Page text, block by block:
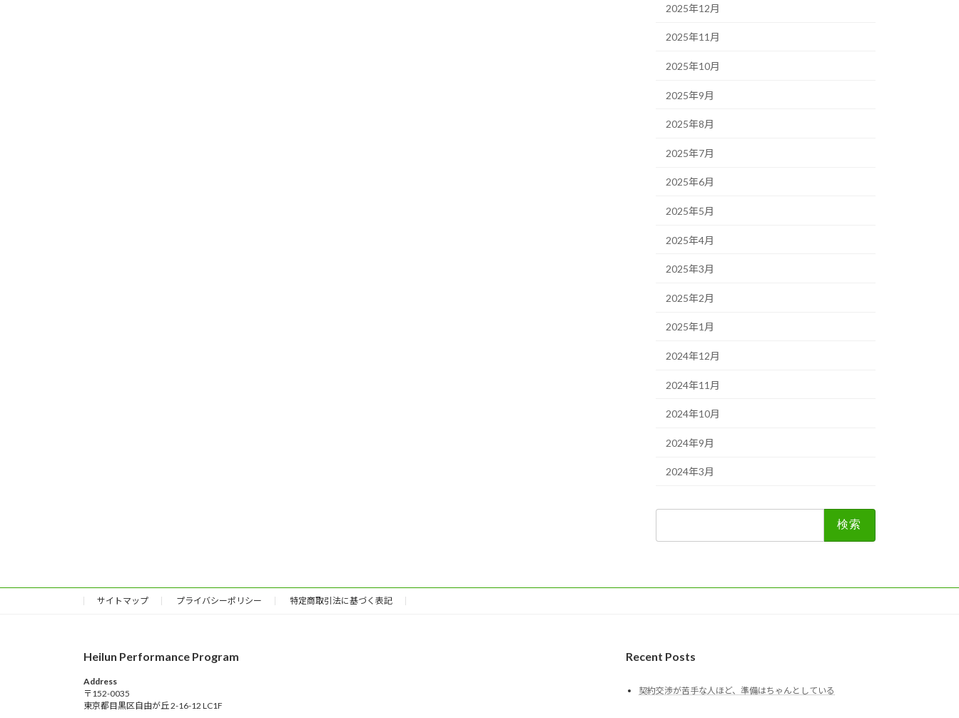
2025年12月
2025年11月
2025年10月
2025年9月
2025年8月
2025年7月
2025年6月
2025年5月
2025年4月
2025年3月
2025年2月
2025年1月
2024年12月
2024年11月
2024年10月
2024年9月
2024年3月
サイトマップ プライバシーポリシー 特定商取引法に基づく表記
Heilun Performance Program
Address
〒152-0035
東京都目黒区自由が丘 2-16-12 LC1F
Recent Posts
契約交渉が苦手な人ほど、準備はちゃんとしている